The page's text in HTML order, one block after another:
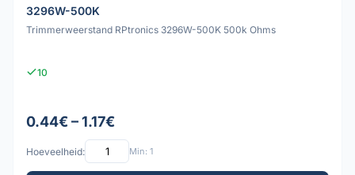
3296W-500K
Trimmerweerstand RPtronics 3296W-500K 500k Ohms
10
0.44€ – 1.17€
Hoeveelheid: Min: 1